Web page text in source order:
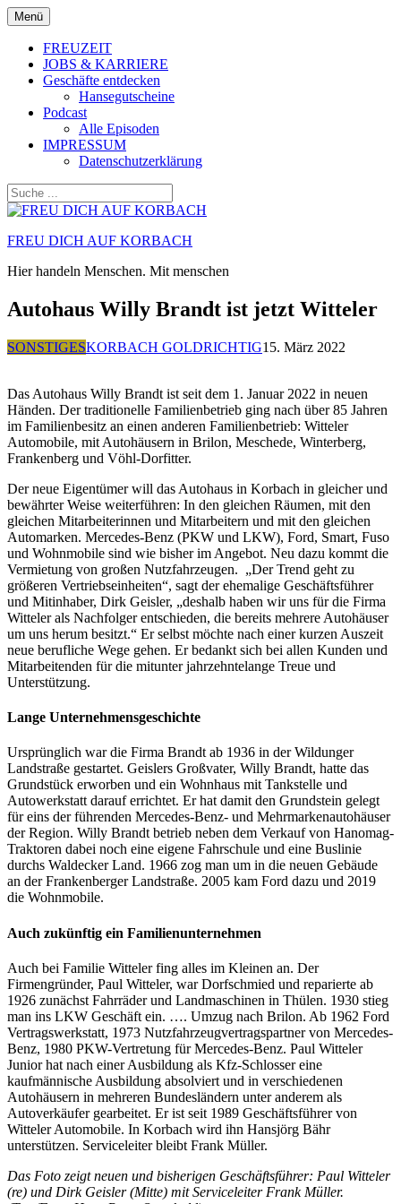
Zum
Inhalt
springen
Menü
FREUZEIT
JOBS & KARRIERE
Geschäfte entdecken
Hansegutscheine
Podcast
Alle Episoden
IMPRESSUM
Datenschutzerklärung
FREU DICH AUF KORBACH
Hier handeln Menschen. Mit menschen
Autohaus Willy Brandt ist jetzt Witteler
SONSTIGESKORBACH GOLDRICHTIG15. März 2022
Das Autohaus Willy Brandt ist seit dem 1. Januar 2022 in neuen
Händen. Der traditionelle Familienbetrieb ging nach über 85 Jahren
im Familienbesitz an einen anderen Familienbetrieb: Witteler
Automobile, mit Autohäusern in Brilon, Meschede, Winterberg,
Frankenberg und Vöhl-Dorfitter.
Der neue Eigentümer will das Autohaus in Korbach in gleicher und
bewährter Weise weiterführen: In den gleichen Räumen, mit den
gleichen Mitarbeiterinnen und Mitarbeitern und mit den gleichen
Automarken. Mercedes-Benz (PKW und LKW), Ford, Smart, Fuso
und Wohnmobile sind wie bisher im Angebot. Neu dazu kommt die
Vermietung von großen Nutzfahrzeugen. „Der Trend geht zu
größeren Vertriebseinheiten“, sagt der ehemalige Geschäftsführer
und Mitinhaber, Dirk Geisler, „deshalb haben wir uns für die Firma
Witteler als Nachfolger entschieden, die bereits mehrere Autohäuser
um uns herum besitzt.“ Er selbst möchte nach einer kurzen Auszeit
neue berufliche Wege gehen. Er bedankt sich bei allen Kunden und
Mitarbeitenden für die mitunter jahrzehntelange Treue und
Unterstützung.
Lange Unternehmensgeschichte
Ursprünglich war die Firma Brandt ab 1936 in der Wildunger
Landstraße gestartet. Geislers Großvater, Willy Brandt, hatte das
Grundstück erworben und ein Wohnhaus mit Tankstelle und
Autowerkstatt darauf errichtet. Er hat damit den Grundstein gelegt
für eins der führenden Mercedes-Benz- und Mehrmarkenautohäuser
der Region. Willy Brandt betrieb neben dem Verkauf von Hanomag-
Traktoren dabei noch eine eigene Fahrschule und eine Buslinie
durchs Waldecker Land. 1966 zog man um in die neuen Gebäude
an der Frankenberger Landstraße. 2005 kam Ford dazu und 2019
die Wohnmobile.
Auch zukünftig ein Familienunternehmen
Auch bei Familie Witteler fing alles im Kleinen an. Der
Firmengründer, Paul Witteler, war Dorfschmied und reparierte ab
1926 zunächst Fahrräder und Landmaschinen in Thülen. 1930 stieg
man ins LKW Geschäft ein. …. Umzug nach Brilon. Ab 1962 Ford
Vertragswerkstatt, 1973 Nutzfahrzeugvertragspartner von Mercedes-
Benz, 1980 PKW-Vertretung für Mercedes-Benz. Paul Witteler
Junior hat nach einer Ausbildung als Kfz-Schlosser eine
kaufmännische Ausbildung absolviert und in verschiedenen
Autohäusern in mehreren Bundesländern unter anderem als
Autoverkäufer gearbeitet. Er ist seit 1989 Geschäftsführer von
Witteler Automobile. In Korbach wird ihn Hansjörg Bähr
unterstützen. Serviceleiter bleibt Frank Müller.
Das Foto zeigt neuen und bisherigen Geschäftsführer: Paul Witteler
(re) und Dirk Geisler (Mitte) mit Serviceleiter Frank Müller.